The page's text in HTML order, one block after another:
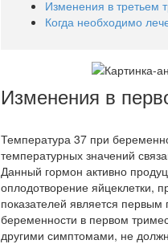
Изменения в третьем
Когда необходимо
Изменения в
Температура 37 при
температурных значений
Данный гормон активно
оплодотворение яйцеклетки,
показателей является
беременности в первом
другими симптомами, не